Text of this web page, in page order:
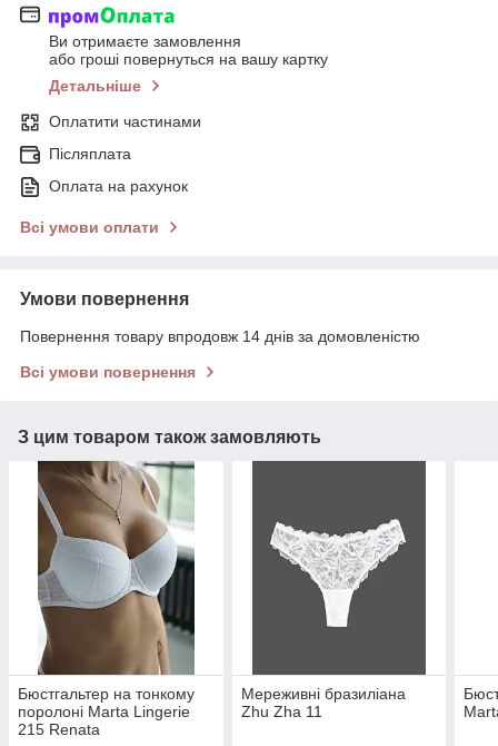
Ви отримаєте замовлення
або гроші повернуться на вашу картку
Детальніше
Оплатити частинами
Післяплата
Оплата на рахунок
Всі умови оплати
Умови повернення
Повернення товару впродовж 14 днів за домовленістю
Всі умови повернення
З цим товаром також замовляють
Бюстгальтер на тонкому
поролоні Marta Lingerie
215 Renata
Мереживні бразиліана
Zhu Zha 11